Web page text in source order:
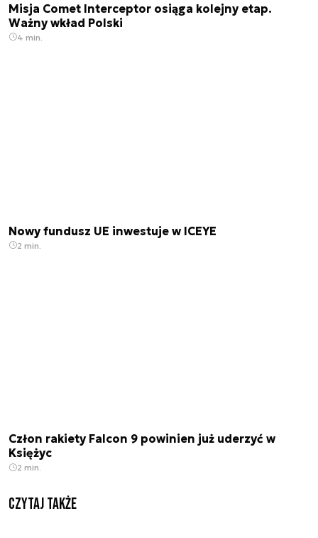
Misja Comet Interceptor osiąga kolejny etap.
Ważny wkład Polski
4 min.
Nowy fundusz UE inwestuje w ICEYE
2 min.
Człon rakiety Falcon 9 powinien już uderzyć w
Księżyc
2 min.
Czytaj także